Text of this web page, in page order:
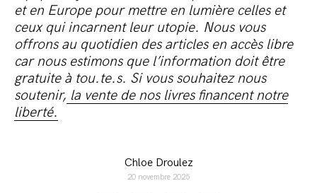
et en Europe pour mettre en lumière celles et
ceux qui incarnent leur utopie. Nous vous
offrons au quotidien des articles en accès libre
car nous estimons que l’information doit être
gratuite à tou.te.s. Si vous souhaitez nous
soutenir, la vente de nos livres financent notre
liberté.
Chloe Droulez
20 novembre 2025